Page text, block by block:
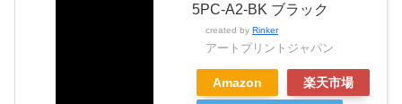
5PC-A2-BK ブラック
created by Rinker
アートプリントジャパン
Amazon 楽天市場